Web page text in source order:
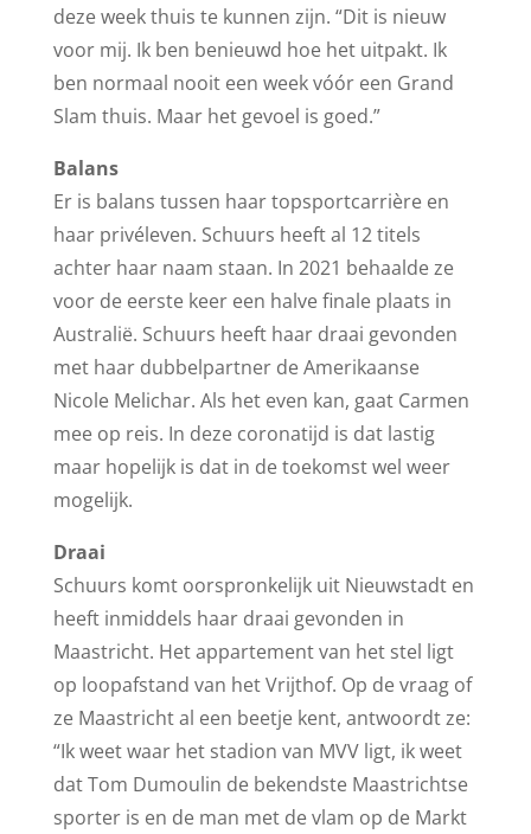
deze week thuis te kunnen zijn. “Dit is nieuw
voor mij. Ik ben benieuwd hoe het uitpakt. Ik
ben normaal nooit een week vóór een Grand
Slam thuis. Maar het gevoel is goed.”
Balans
Er is balans tussen haar topsportcarrière en
haar privéleven. Schuurs heeft al 12 titels
achter haar naam staan. In 2021 behaalde ze
voor de eerste keer een halve finale plaats in
Australië. Schuurs heeft haar draai gevonden
met haar dubbelpartner de Amerikaanse
Nicole Melichar. Als het even kan, gaat Carmen
mee op reis. In deze coronatijd is dat lastig
maar hopelijk is dat in de toekomst wel weer
mogelijk.
Draai
Schuurs komt oorspronkelijk uit Nieuwstadt en
heeft inmiddels haar draai gevonden in
Maastricht. Het appartement van het stel ligt
op loopafstand van het Vrijthof. Op de vraag of
ze Maastricht al een beetje kent, antwoordt ze:
“Ik weet waar het stadion van MVV ligt, ik weet
dat Tom Dumoulin de bekendste Maastrichtse
sporter is en de man met de vlam op de Markt